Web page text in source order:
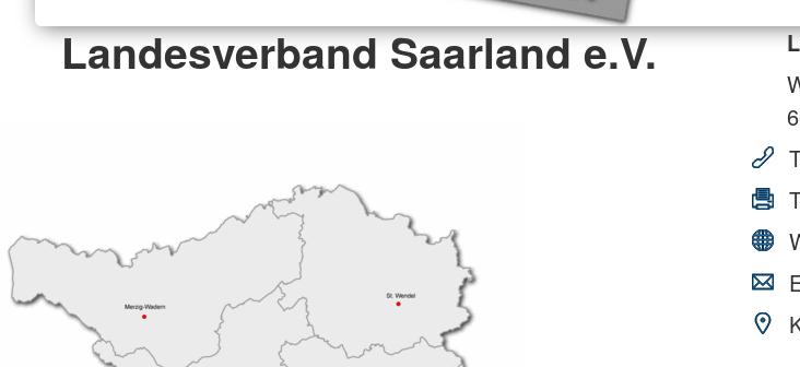
Landesverband Saarland e.V.